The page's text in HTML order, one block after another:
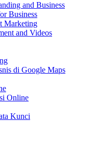
and Business
Business
Marketing
and Videos
di Google Maps
Online
Kunci